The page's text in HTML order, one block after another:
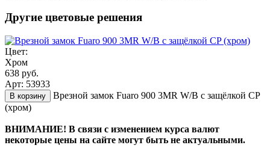
Другие цветовые решения
Цвет:
Хром
638 руб.
Арт: 53933
В корзину
Врезной замок Fuaro 900 3MR W/B с защёлкой CP
(хром)
ВНИМАНИЕ! В связи с изменением курса валют
некоторые цены на сайте могут быть не актуальными.